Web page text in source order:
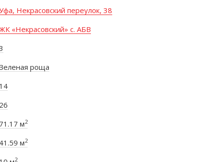
Некрасовский переулок, 38
«Некрасовский» с. АБВ
роща
14
26
71.17 м2
41.59 м2
2